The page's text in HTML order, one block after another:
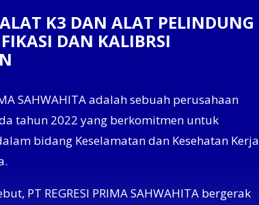
K3 DAN ALAT PELINDUNG
DAN KALIBRSI
SAHWAHITA adalah sebuah perusahaan
tahun 2022 yang berkomitmen untuk
bidang Keselamatan dan Kesehatan Kerja
PT REGRESI PRIMA SAHWAHITA bergerak